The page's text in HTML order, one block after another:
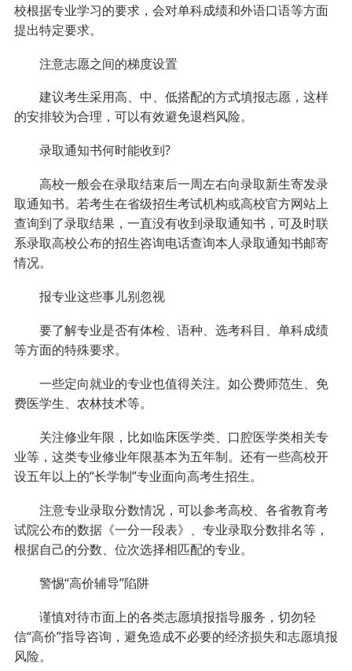
校根据专业学习的要求，会对单科成绩和外语口语等方面
提出特定要求。
注意志愿之间的梯度设置
建议考生采用高、中、低搭配的方式填报志愿，这样
的安排较为合理，可以有效避免退档风险。
录取通知书何时能收到?
高校一般会在录取结束后一周左右向录取新生寄发录
取通知书。若考生在省级招生考试机构或高校官方网站上
查询到了录取结果，一直没有收到录取通知书，可及时联
系录取高校公布的招生咨询电话查询本人录取通知书邮寄
情况。
报专业这些事儿别忽视
要了解专业是否有体检、语种、选考科目、单科成绩
等方面的特殊要求。
一些定向就业的专业也值得关注。如公费师范生、免
费医学生、农林技术等。
关注修业年限，比如临床医学类、口腔医学类相关专
业等，这类专业修业年限基本为五年制。还有一些高校开
设五年以上的“长学制”专业面向高考生招生。
注意专业录取分数情况，可以参考高校、各省教育考
试院公布的数据《一分一段表》、专业录取分数排名等，
根据自己的分数、位次选择相匹配的专业。
警惕“高价辅导”陷阱
谨慎对待市面上的各类志愿填报指导服务，切勿轻
信“高价”指导咨询，避免造成不必要的经济损失和志愿填报
风险。